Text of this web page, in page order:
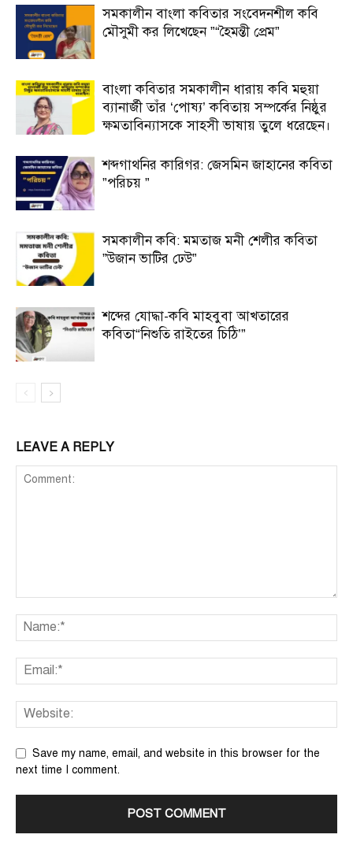
সমকালীন বাংলা কবিতার সংবেদনশীল কবি
মৌসুমী কর লিখেছেন ”“হৈমন্তী প্রেম”
বাংলা কবিতার সমকালীন ধারায় কবি মহুয়া
ব্যানার্জী তাঁর ‘পোষ্য’ কবিতায় সম্পর্কের নিষ্ঠুর
ক্ষমতাবিন্যাসকে সাহসী ভাষায় তুলে ধরেছেন।
শব্দগাথনির কারিগর: জেসমিন জাহানের কবিতা
”পরিচয় ”
সমকালীন কবি: মমতাজ মনী শেলীর কবিতা
”উজান ভাটির ঢেউ”
শব্দের যোদ্ধা-কবি মাহবুবা আখতারের
কবিতা“নিশুতি রাইতের চিঠি’”
LEAVE A REPLY
Save my name, email, and website in this browser for the
next time I comment.